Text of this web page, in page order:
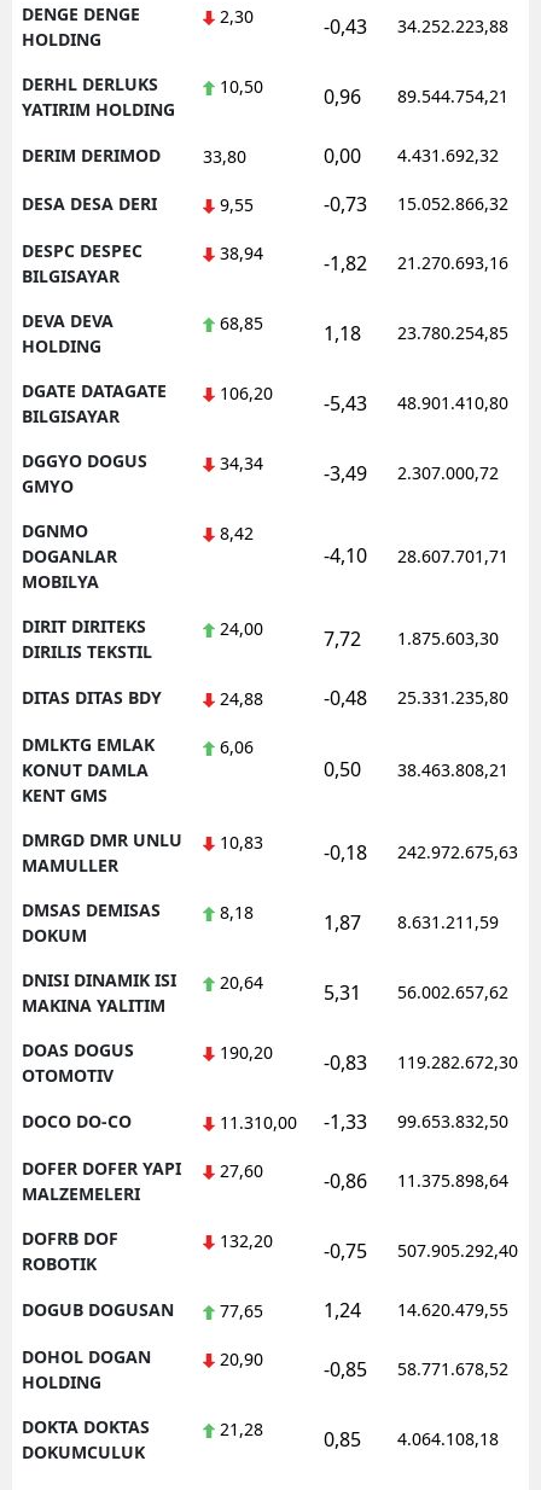
DENGE DENGE
HOLDING
2,30 -0,43 34.252.223,88
DERHL DERLUKS
YATIRIM HOLDING
10,50 0,96 89.544.754,21
DERIM DERIMOD 33,80 0,00 4.431.692,32
DESA DESA DERI 9,55 -0,73 15.052.866,32
DESPC DESPEC
BILGISAYAR
38,94 -1,82 21.270.693,16
DEVA DEVA
HOLDING
68,85 1,18 23.780.254,85
DGATE DATAGATE
BILGISAYAR
106,20 -5,43 48.901.410,80
DGGYO DOGUS
GMYO
34,34 -3,49 2.307.000,72
DGNMO
DOGANLAR
MOBILYA
8,42
-4,10 28.607.701,71
DIRIT DIRITEKS
DIRILIS TEKSTIL
24,00 7,72 1.875.603,30
DITAS DITAS BDY 24,88 -0,48 25.331.235,80
DMLKTG EMLAK
KONUT DAMLA
KENT GMS
6,06
0,50 38.463.808,21
DMRGD DMR UNLU
MAMULLER
10,83 -0,18 242.972.675,63
DMSAS DEMISAS
DOKUM
8,18 1,87 8.631.211,59
DNISI DINAMIK ISI
MAKINA YALITIM
20,64 5,31 56.002.657,62
DOAS DOGUS
OTOMOTIV
190,20 -0,83 119.282.672,30
DOCO DO-CO 11.310,00 -1,33 99.653.832,50
DOFER DOFER YAPI
MALZEMELERI
27,60 -0,86 11.375.898,64
DOFRB DOF
ROBOTIK
132,20 -0,75 507.905.292,40
DOGUB DOGUSAN 77,65 1,24 14.620.479,55
DOHOL DOGAN
HOLDING
20,90 -0,85 58.771.678,52
DOKTA DOKTAS
DOKUMCULUK
21,28 0,85 4.064.108,18